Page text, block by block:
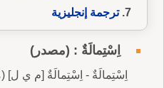
ترجمة إنجليزية
اِسْتِمالَةٌ : (مصدر)
اِسْتِمالَةٌ - اِسْتِمالَةٌ [م ي